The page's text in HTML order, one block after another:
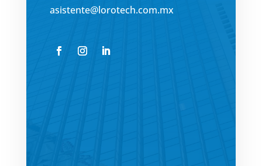
asistente@lorotech.com.mx